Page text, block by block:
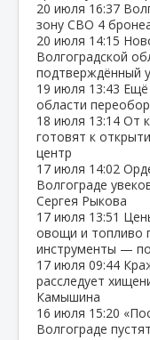
20 июля 16:37
зону СВО 4
20 июля 14:15
Волгоградской
подтверждённый
19 июля 13:43 Ещё
области
18 июля 13:14 От
готовят к
центр
17 июля 14:02
Волгограде
Сергея Рыкова
17 июля 13:51
овощи и топливо
инструменты —
17 июля 09:44
расследует
Камышина
16 июля 15:20
Волгограде